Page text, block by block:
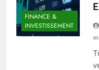
FINANCE &
INVESTISSEMENT